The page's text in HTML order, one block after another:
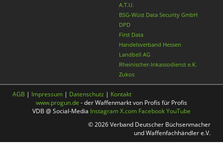
A.T.U.
BSG-Wüst Data Security GmbH
DPD
First Data
Handelsverband Hessen
Landbell AG
Rheinischer-Inkassodienst e.K.
Zukos
AGB | Impressum | Datenschutz | Kontakt
www.progun.de - der Waffenmarkt von Profis für Profis
VDB @ Social-Media InstagramX.com FacebookYouTube
© 2026 Verband Deutscher Büchsenmacher
und Waffenfachhändler e.V.